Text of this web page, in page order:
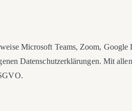
Microsoft Teams, Zoom,
Datenschutzerklärungen. Mit